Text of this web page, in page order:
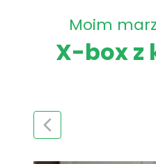
Moim
X-box z